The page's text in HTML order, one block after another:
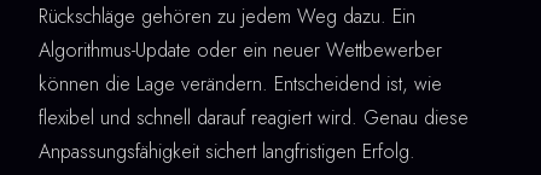
Rückschläge gehören zu jedem Weg dazu. Ein
Algorithmus-Update oder ein neuer Wettbewerber
können die Lage verändern. Entscheidend ist, wie
flexibel und schnell darauf reagiert wird. Genau diese
Anpassungsfähigkeit sichert langfristigen Erfolg.